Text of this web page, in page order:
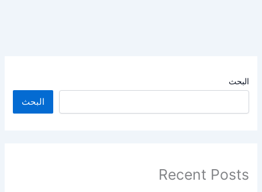
البحث
البحث
Recent Posts